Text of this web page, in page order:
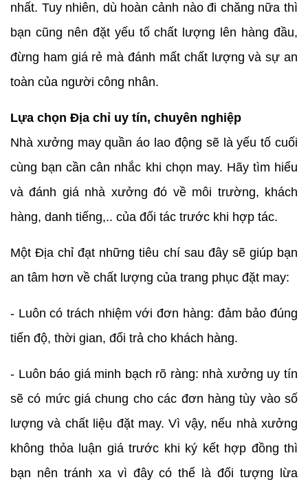
nhất. Tuy nhiên, dù hoàn cảnh nào đi chăng nữa thì
bạn cũng nên đặt yếu tố chất lượng lên hàng đầu,
đừng ham giá rẻ mà đánh mất chất lượng và sự an
toàn của người công nhân.
Lựa chọn Địa chỉ uy tín, chuyên nghiệp
Nhà xưởng may quần áo lao động sẽ là yếu tố cuối
cùng bạn cần cân nhắc khi chọn may. Hãy tìm hiểu
và đánh giá nhà xưởng đó về môi trường, khách
hàng, danh tiếng,.. của đối tác trước khi hợp tác.
Một Địa chỉ đạt những tiêu chí sau đây sẽ giúp bạn
an tâm hơn về chất lượng của trang phục đặt may:
- Luôn có trách nhiệm với đơn hàng: đảm bảo đúng
tiến độ, thời gian, đổi trả cho khách hàng.
- Luôn báo giá minh bạch rõ ràng: nhà xưởng uy tín
sẽ có mức giá chung cho các đơn hàng tùy vào số
lượng và chất liệu đặt may. Vì vậy, nếu nhà xưởng
không thỏa luận giá trước khi ký kết hợp đồng thì
bạn nên tránh xa vì đây có thể là đối tượng lừa